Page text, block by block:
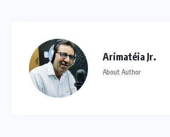
Arimatéia Jr.
About Author